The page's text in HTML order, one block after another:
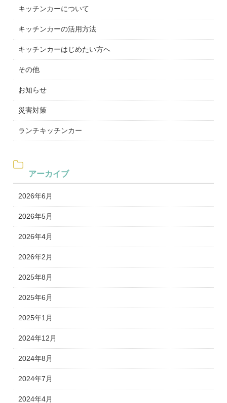
キッチンカーについて
キッチンカーの活用方法
キッチンカーはじめたい方へ
その他
お知らせ
災害対策
ランチキッチンカー
アーカイブ
2026年6月
2026年5月
2026年4月
2026年2月
2025年8月
2025年6月
2025年1月
2024年12月
2024年8月
2024年7月
2024年4月